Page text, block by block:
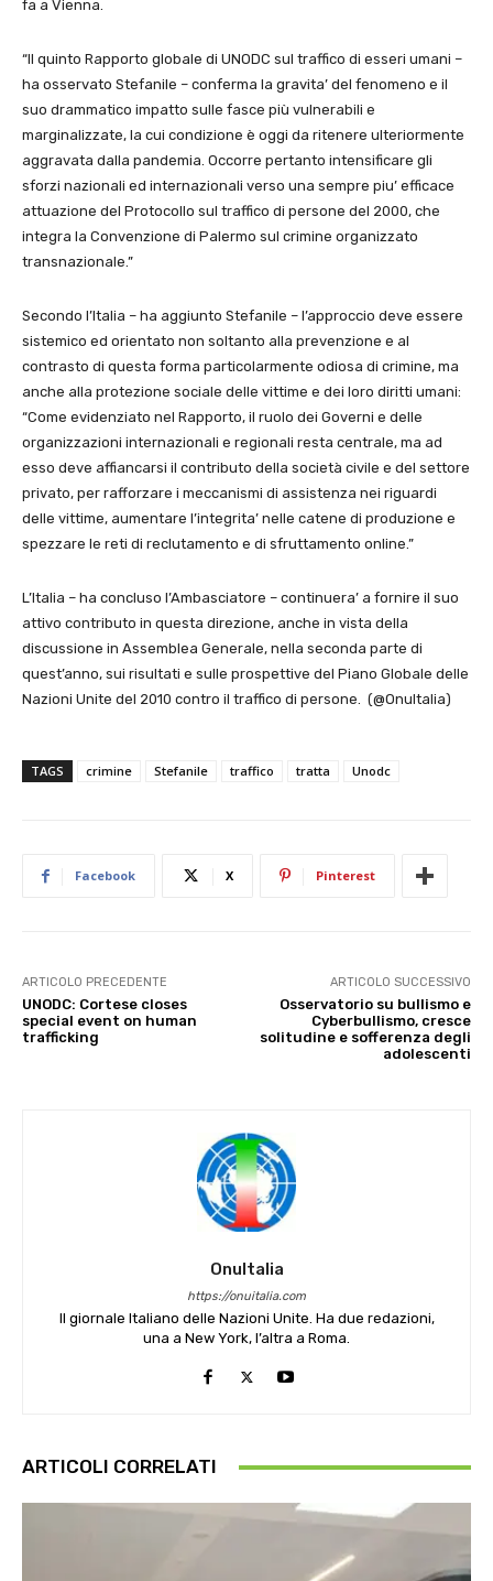
fa a Vienna.
“Il quinto Rapporto globale di UNODC sul traffico di esseri umani –
ha osservato Stefanile – conferma la gravita’ del fenomeno e il
suo drammatico impatto sulle fasce più vulnerabili e
marginalizzate, la cui condizione è oggi da ritenere ulteriormente
aggravata dalla pandemia. Occorre pertanto intensificare gli
sforzi nazionali ed internazionali verso una sempre piu’ efficace
attuazione del Protocollo sul traffico di persone del 2000, che
integra la Convenzione di Palermo sul crimine organizzato
transnazionale.”
Secondo l’Italia – ha aggiunto Stefanile – l’approccio deve essere
sistemico ed orientato non soltanto alla prevenzione e al
contrasto di questa forma particolarmente odiosa di crimine, ma
anche alla protezione sociale delle vittime e dei loro diritti umani:
“Come evidenziato nel Rapporto, il ruolo dei Governi e delle
organizzazioni internazionali e regionali resta centrale, ma ad
esso deve affiancarsi il contributo della società civile e del settore
privato, per rafforzare i meccanismi di assistenza nei riguardi
delle vittime, aumentare l’integrita’ nelle catene di produzione e
spezzare le reti di reclutamento e di sfruttamento online.”
L’Italia – ha concluso l’Ambasciatore – continuera’ a fornire il suo
attivo contributo in questa direzione, anche in vista della
discussione in Assemblea Generale, nella seconda parte di
quest’anno, sui risultati e sulle prospettive del Piano Globale delle
Nazioni Unite del 2010 contro il traffico di persone. (@OnuItalia)
TAGS crimine Stefanile traffico tratta Unodc
Facebook X Pinterest
ARTICOLO PRECEDENTE
UNODC: Cortese closes
special event on human
trafficking
ARTICOLO SUCCESSIVO
Osservatorio su bullismo e
Cyberbullismo, cresce
solitudine e sofferenza degli
adolescenti
OnuItalia
https://onuitalia.com
Il giornale Italiano delle Nazioni Unite. Ha due redazioni,
una a New York, l’altra a Roma.
ARTICOLI CORRELATI